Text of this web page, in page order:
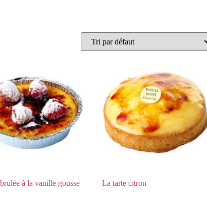
à la vanille gousse La tarte citron